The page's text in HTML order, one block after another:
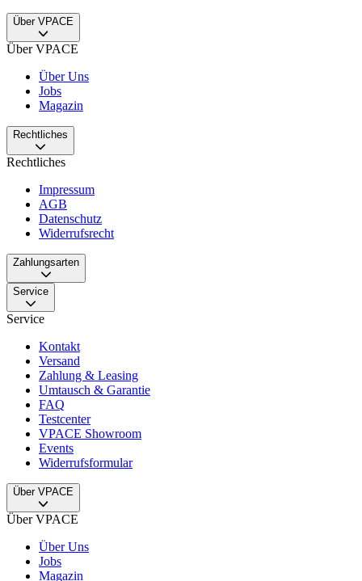
Über VPACE
Über VPACE
Über Uns
Jobs
Magazin
Rechtliches
Rechtliches
Impressum
AGB
Datenschutz
Widerrufsrecht
Zahlungsarten
Service
Service
Kontakt
Versand
Zahlung & Leasing
Umtausch & Garantie
FAQ
Testcenter
VPACE Showroom
Events
Widerrufsformular
Über VPACE
Über VPACE
Über Uns
Jobs
Magazin